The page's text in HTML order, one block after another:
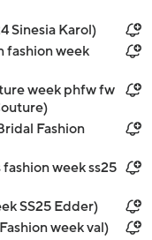
Sinesia Karol)
fashion week
week phfw fw
Fashion
week ss25
SS25 Edder)
week val)